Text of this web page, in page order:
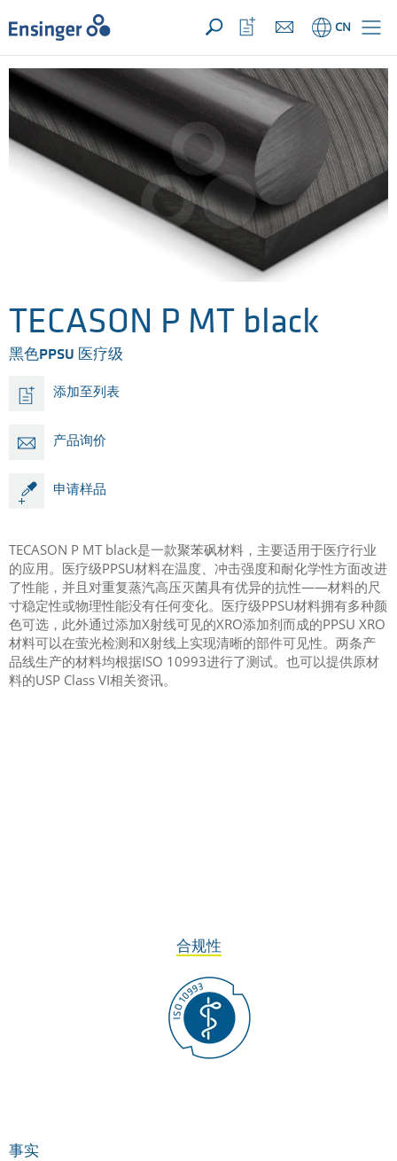
您的询价 ({{productCount}} 产品) 新建
主
页
CN
打
开
收
藏
列
表
TECASON P MT black
黑色PPSU 医疗级
添加至列表
产品询价
申请样品
TECASON P MT black是一款聚苯砜材料，主要适用于医疗行业
的应用。医疗级PPSU材料在温度、冲击强度和耐化学性方面改进
了性能，并且对重复蒸汽高压灭菌具有优异的抗性——材料的尺
寸稳定性或物理性能没有任何变化。医疗级PPSU材料拥有多种颜
色可选，此外通过添加X射线可见的XRO添加剂而成的PPSU XRO
材料可以在萤光检测和X射线上实现清晰的部件可见性。两条产
品线生产的材料均根据ISO 10993进行了测试。也可以提供原材
料的USP Class VI相关资讯。
合规性
事实